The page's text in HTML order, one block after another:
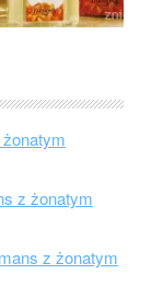
z żonatym
z żonatym